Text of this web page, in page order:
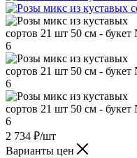
2 734 ₽/шт
Варианты цен